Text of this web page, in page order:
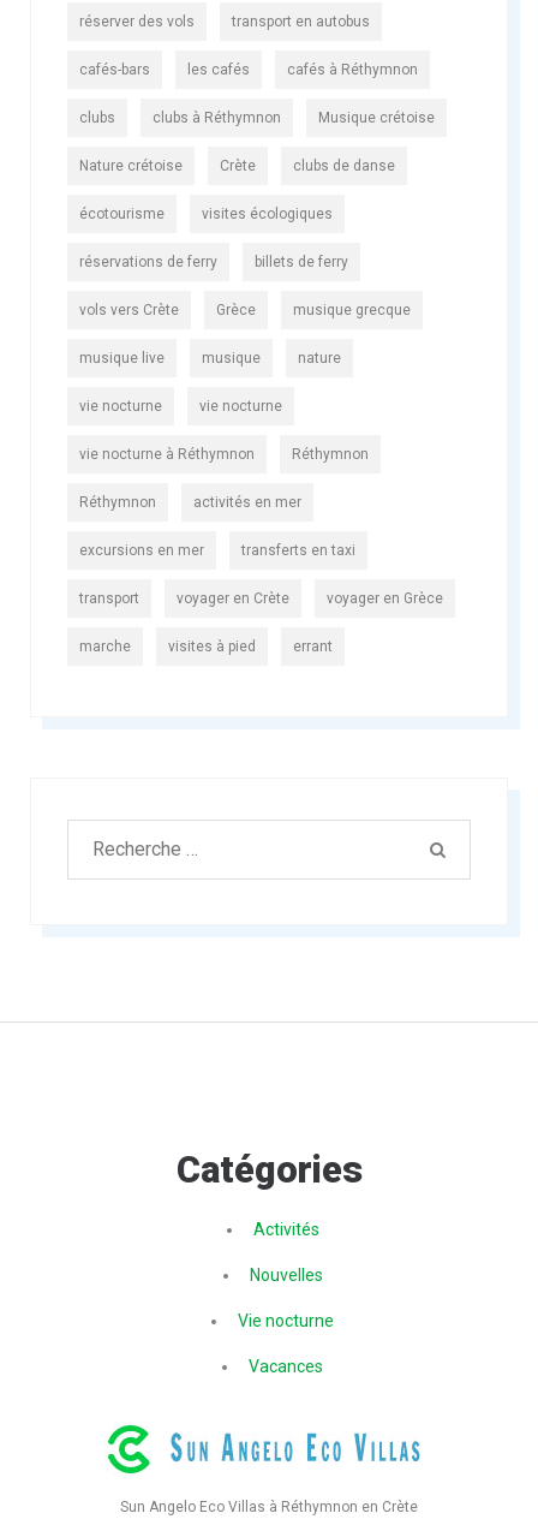
réserver des vols transport en autobus
cafés-bars les cafés cafés à Réthymnon
clubs clubs à Réthymnon Musique crétoise
Nature crétoise Crète clubs de danse
écotourisme visites écologiques
réservations de ferry billets de ferry
vols vers Crète Grèce musique grecque
musique live musique nature
vie nocturne vie nocturne
vie nocturne à Réthymnon Réthymnon
Réthymnon activités en mer
excursions en mer transferts en taxi
transport voyager en Crète voyager en Grèce
marche visites à pied errant
Catégories
Activités
Nouvelles
Vie nocturne
Vacances
Sun Angelo Eco Villas à Réthymnon en Crète